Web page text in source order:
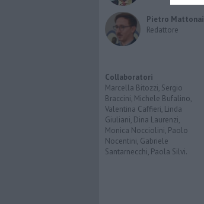
Pietro Mattonai
Redattore
Collaboratori
Marcella Bitozzi, Sergio
Braccini, Michele Bufalino,
Valentina Caffieri, Linda
Giuliani, Dina Laurenzi,
Monica Nocciolini, Paolo
Nocentini, Gabriele
Santarnecchi, Paola Silvi.